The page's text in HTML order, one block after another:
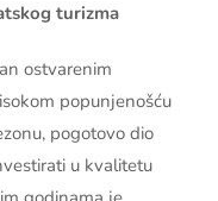
turizma
ostvarenim
popunjenošću
pogotovo dio
u kvalitetu